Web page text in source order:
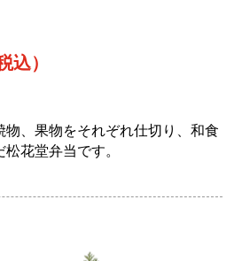
込）
物、果物をそれぞれ仕切り、和食
花堂弁当です。